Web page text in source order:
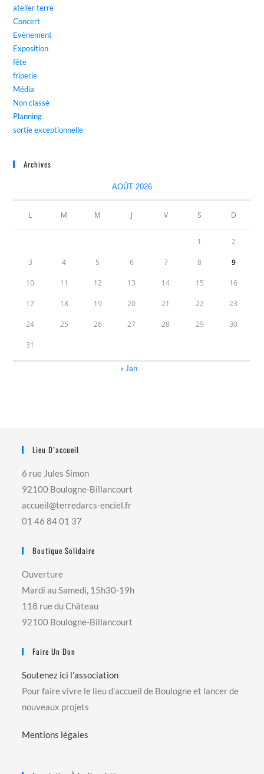
atelier terre
Concert
Evènement
Exposition
fête
friperie
Média
Non classé
Planning
sortie exceptionnelle
Archives
AOÛT 2026
L M M J V S D
1 2
3 4 5 6 7 8 9
10 11 12 13 14 15 16
17 18 19 20 21 22 23
24 25 26 27 28 29 30
31
« Jan
Lieu D’accueil
6 rue Jules Simon
92100 Boulogne-Billancourt
accueil@terredarcs-enciel.fr
01 46 84 01 37
Boutique Solidaire
Ouverture
Mardi au Samedi, 15h30-19h
118 rue du Château
92100 Boulogne-Billancourt
Faire Un Don
Soutenez ici l'association
Pour faire vivre le lieu d'accueil de Boulogne et lancer de
nouveaux projets
Mentions légales